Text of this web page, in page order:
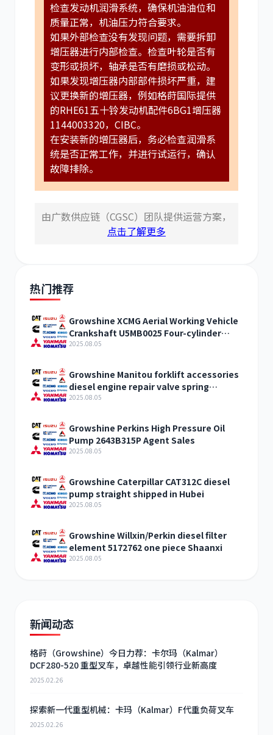
检查发动机润滑系统，确保机油油位和
质量正常，机油压力符合要求。
如果外部检查没有发现问题，需要拆卸
增压器进行内部检查。检查叶轮是否有
变形或损坏，轴承是否有磨损或松动。
如果发现增压器内部部件损坏严重，建
议更换新的增压器，例如格莳国际提供
的RHE61五十铃发动机配件6BG1增压器
1144003320，CIBC。
在安装新的增压器后，务必检查润滑系
统是否正常工作，并进行试运行，确认
故障排除。
由广数供应链（CGSC）团队提供运营方案，
点击了解更多
热门推荐
Growshine XCMG Aerial Working Vehicle
Crankshaft U5MB0025 Four-cylinder
Engine Accessories
2025.08.05
Growshine Manitou forklift accessories
diesel engine repair valve spring
198216700Manitou phone
2025.08.05
Growshine Perkins High Pressure Oil
Pump 2643B315P Agent Sales
2025.08.05
Growshine Caterpillar CAT312C diesel
pump straight shipped in Hubei
2025.08.05
Growshine Willxin/Perkin diesel filter
element 5172762 one piece Shaanxi
2025.08.05
新闻动态
格莳（Growshine）今日力荐：卡尔玛（Kalmar）
DCF280-520 重型叉车，卓越性能引领行业新高度
2025.02.26
探索新一代重型机械：卡玛（Kalmar）F代重负荷叉车
2025.02.26